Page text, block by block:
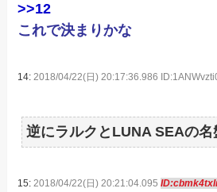
>>12
これで決まりかな
14:2018/04/22(日) 20:17:36.986
逆にラルクとLUNA SEAの名
15:2018/04/22(日) 20:21:04.095